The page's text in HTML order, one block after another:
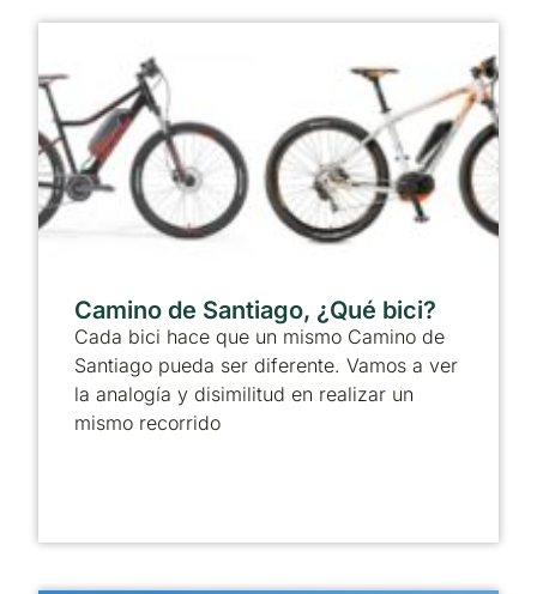
Camino de Santiago, ¿Qué bici?
Cada bici hace que un mismo Camino de
Santiago pueda ser diferente. Vamos a ver
la analogía y disimilitud en realizar un
mismo recorrido